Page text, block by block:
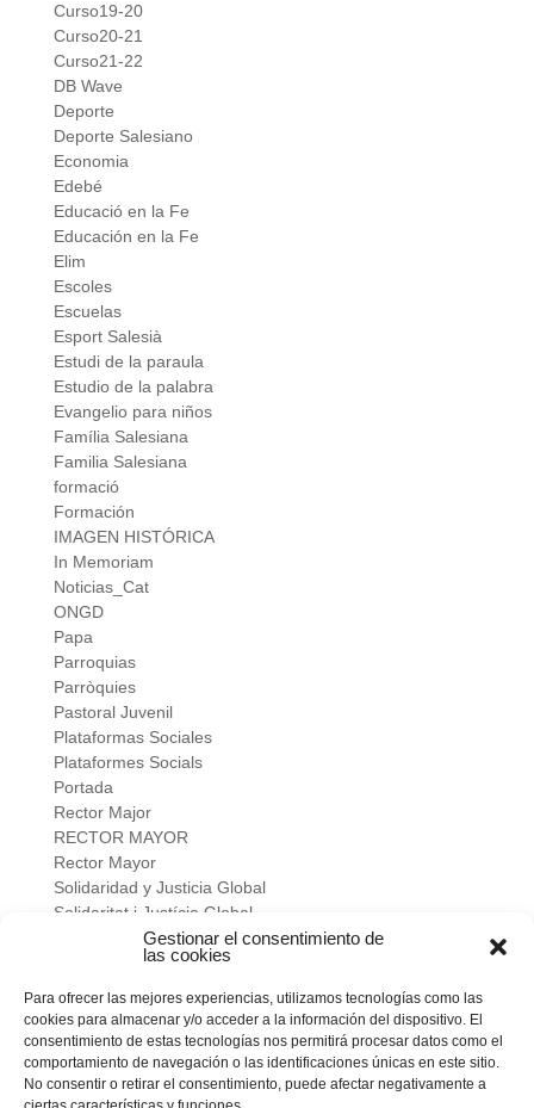
Gestionar el consentimiento de
las cookies
Para ofrecer las mejores experiencias, utilizamos tecnologías como las
cookies para almacenar y/o acceder a la información del dispositivo. El
consentimiento de estas tecnologías nos permitirá procesar datos como el
comportamiento de navegación o las identificaciones únicas en este sitio.
No consentir o retirar el consentimiento, puede afectar negativamente a
Curso19-20
Curso20-21
Curso21-22
DB Wave
Deporte
Deporte Salesiano
Economia
Edebé
Educació en la Fe
Educación en la Fe
Elim
Escoles
Escuelas
Esport Salesià
Estudi de la paraula
Estudio de la palabra
Evangelio para niños
Família Salesiana
Familia Salesiana
formació
Formación
IMAGEN HISTÓRICA
In Memoriam
Noticias_Cat
ONGD
Papa
Parroquias
Parròquies
Pastoral Juvenil
Plataformas Sociales
Plataformes Socials
Portada
Rector Major
RECTOR MAYOR
Rector Mayor
Solidaridad y Justicia Global
Solidaritat i Justícia Global
verano salesiano
Vivir a fondo
Vocacional
Meta